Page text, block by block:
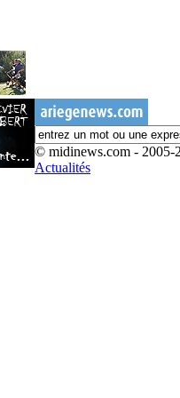
© midinews.com - 2005-
Actualités